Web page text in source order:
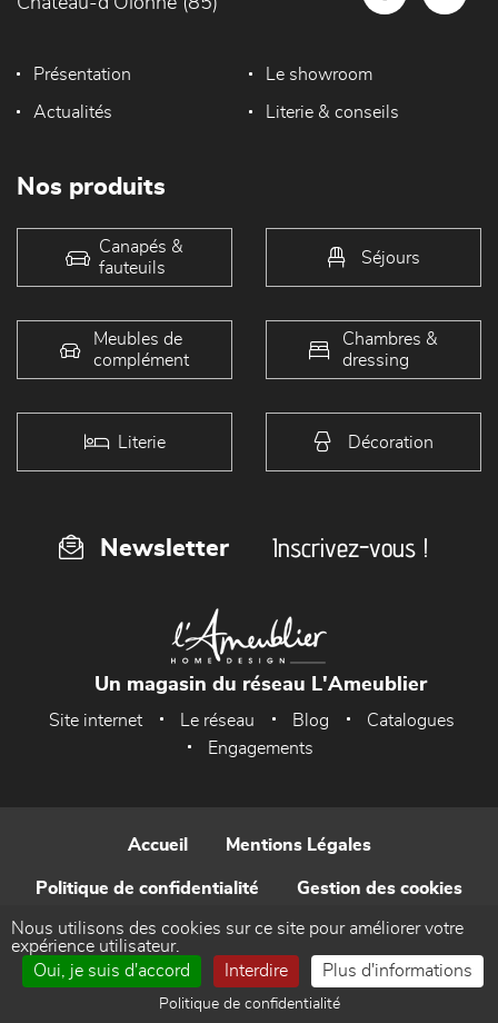
Présentation Le showroom
Actualités Literie & conseils
Nos produits
Canapés &
fauteuils
Séjours
Meubles de
complément
Chambres &
dressing
Literie Décoration
Newsletter Inscrivez-vous !
Un magasin du réseau L'Ameublier
Site internet Le réseau Blog
Catalogues
Engagements
Accueil Mentions Légales
Politique de confidentialité Gestion des cookies
Contact
Réalisé par WEB Enseignes
Nous utilisons des cookies sur ce site pour améliorer votre
expérience utilisateur.
Oui, je suis d'accord
Interdire Plus d'informations
Politique de confidentialité